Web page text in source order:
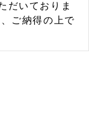
だいておりま
ご納得の上で